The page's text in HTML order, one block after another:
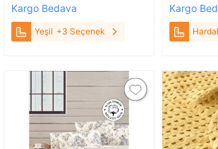
Kargo Bedava
Yeşil +3 Seçenek
Kargo
Hardal